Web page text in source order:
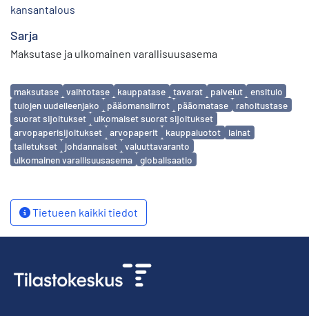
kansantalous
Sarja
Maksutase ja ulkomainen varallisuusasema
Avainsanat
maksutase vaihtotase kauppatase tavarat palvelut
ensitulo
tulojen uudelleenjako
pääomansiirrot pääomatase
rahoitustase
suorat sijoitukset
ulkomaiset suorat sijoitukset
arvopaperisijoitukset
arvopaperit kauppaluotot
lainat
talletukset
johdannaiset
valuuttavaranto
ulkomainen varallisuusasema
globalisaatio
Tietueen kaikki tiedot